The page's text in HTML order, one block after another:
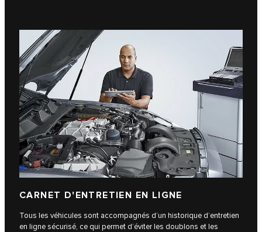
CARNET D'ENTRETIEN EN LIGNE
Tous les véhicules sont accompagnés d’un historique d’entretien
en ligne sécurisé, ce qui permet d’éviter les doublons et les